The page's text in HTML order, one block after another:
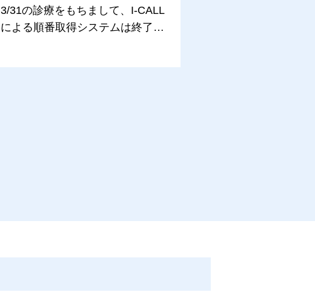
3/31の診療をもちまして、I-CALL
による順番取得システムは終了し